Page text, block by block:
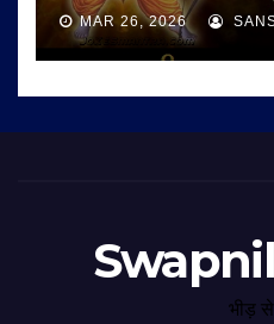
MAR 26, 2026
भीड़